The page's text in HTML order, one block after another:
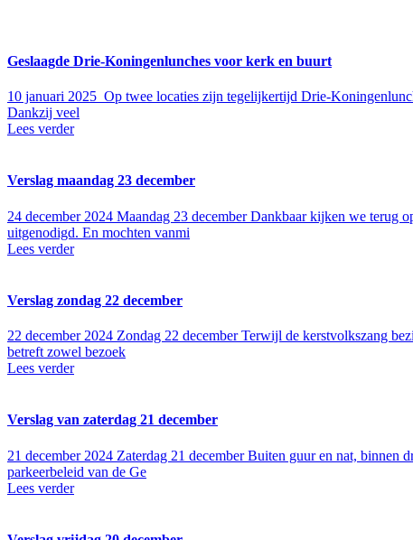
Geslaagde Drie-Koningenlunches voor kerk en buurt
10 januari 2025 Op twee locaties zijn tegelijkertijd Drie-
Dankzij veel
Lees verder
Verslag maandag 23 december
24 december 2024 Maandag 23 december Dankbaar kijken we terug
uitgenodigd. En mochten vanmi
Lees verder
Verslag zondag 22 december
22 december 2024 Zondag 22 december Terwijl de kerstvolkszang
betreft zowel bezoek
Lees verder
Verslag van zaterdag 21 december
21 december 2024 Zaterdag 21 december Buiten guur en nat, binnen
parkeerbeleid van de Ge
Lees verder